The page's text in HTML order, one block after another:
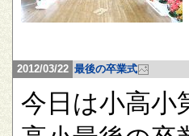
2012/03/22 最後の卒業式
今日は小高小